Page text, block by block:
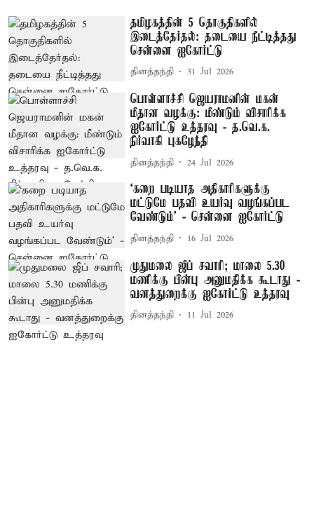
தமிழகத்தின் 5 தொகுதிகளில்
இடைத்தேர்தல்: தடையை நீட்டித்தது
சென்னை ஐகோர்ட்டு
தினத்தந்தி 31 Jul 2026
பொள்ளாச்சி ஜெயராமனின் மகன்
மீதான வழக்கு: மீண்டும் விசாரிக்க
ஐகோர்ட்டு உத்தரவு - த.வெ.க.
நிர்வாகி புகழேந்தி
தினத்தந்தி 24 Jul 2026
‘கறை படியாத அதிகாரிகளுக்கு
மட்டுமே பதவி உயர்வு வழங்கப்பட
வேண்டும்’ - சென்னை ஐகோர்ட்டு
தினத்தந்தி 16 Jul 2026
முதுமலை ஜீப் சவாரி; மாலை 5.30
மணிக்கு பின்பு அனுமதிக்க கூடாது -
வனத்துறைக்கு ஐகோர்ட்டு உத்தரவு
தினத்தந்தி 11 Jul 2026